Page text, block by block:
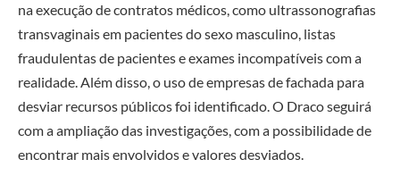
na execução de contratos médicos, como ultrassonografias
transvaginais em pacientes do sexo masculino, listas
fraudulentas de pacientes e exames incompatíveis com a
realidade. Além disso, o uso de empresas de fachada para
desviar recursos públicos foi identificado. O Draco seguirá
com a ampliação das investigações, com a possibilidade de
encontrar mais envolvidos e valores desviados.